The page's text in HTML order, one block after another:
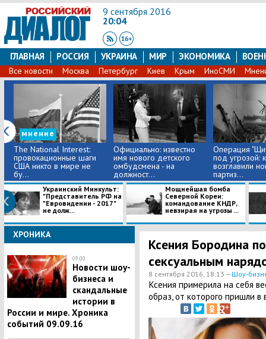
9 сентября 2016
20:04
ГЛАВНАЯ РОССИЯ УКРАИНА МИР ЭКОНОМИКА
Все новости Москва Петербург Киев Крым ИноСМИ
мнение
The National Interest:
провокационные шаги
США никто в мире не
бу...
Официально: известно
имя нового детского
омбудсмена - на
должност...
Операция
под угрозой:
возглавили
партиз...
Украинский Минкульт:
"Представитель РФ на
"Евровидении - 2017"
не долж...
Мощнейшая бомба
Северной Кореи:
командование КНДР,
невзирая на угрозы ...
ХРОНИКА
09:00
Новости шоу-
бизнеса и
скандальные
истории в
России и мире. Хроника
событий 09.09.16
Ксения Бородина
сексуальным
8 сентября 2016, 18:13 —Шоу-
Ксения примерила на себя
образ, от которого пришли в